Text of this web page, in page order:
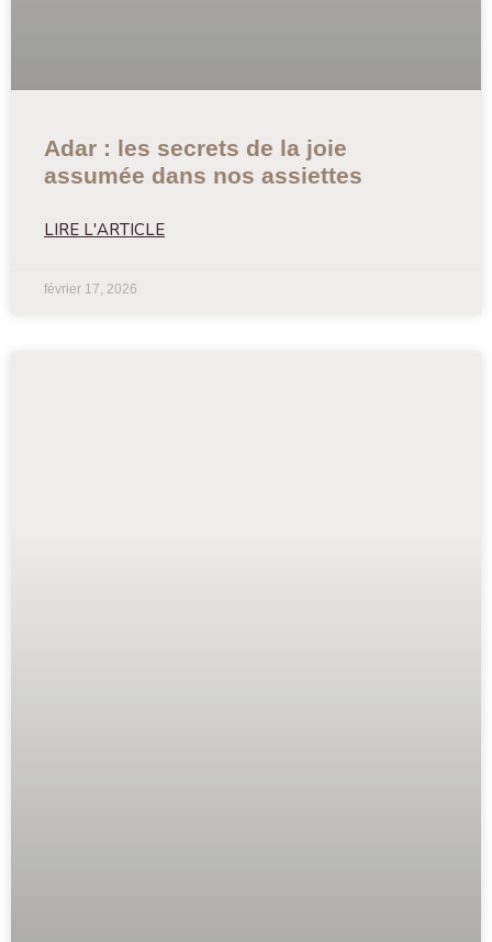
Adar : les secrets de la joie
assumée dans nos assiettes
LIRE L'ARTICLE
février 17, 2026